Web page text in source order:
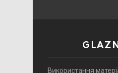
Використання